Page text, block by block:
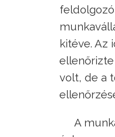
kitéve. Az
ellenőrizte
volt, de a
A